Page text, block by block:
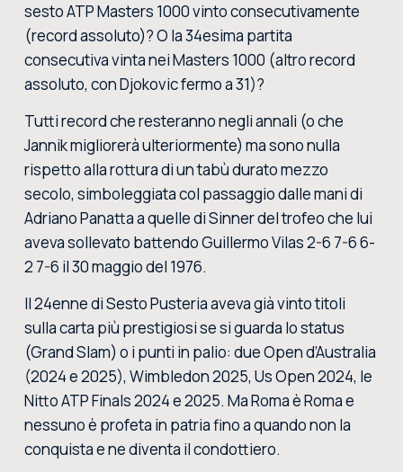
sesto ATP Masters 1000 vinto consecutivamente
(record assoluto)? O la 34esima partita
consecutiva vinta nei Masters 1000 (altro record
assoluto, con Djokovic fermo a 31)?
Tutti record che resteranno negli annali (o che
Jannik migliorerà ulteriormente) ma sono nulla
rispetto alla rottura di un tabù durato mezzo
secolo, simboleggiata col passaggio dalle mani di
Adriano Panatta a quelle di Sinner del trofeo che lui
aveva sollevato battendo Guillermo Vilas 2-6 7-6 6-
2 7-6 il 30 maggio del 1976.
Il 24enne di Sesto Pusteria aveva già vinto titoli
sulla carta più prestigiosi se si guarda lo status
(Grand Slam) o i punti in palio: due Open d’Australia
(2024 e 2025), Wimbledon 2025, Us Open 2024, le
Nitto ATP Finals 2024 e 2025. Ma Roma è Roma e
nessuno è profeta in patria fino a quando non la
conquista e ne diventa il condottiero.